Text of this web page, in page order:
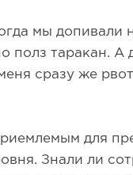
мы допивали
полз таракан. А
сразу же
для
Знали ли